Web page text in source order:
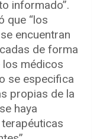
informado”.
que “los
encuentran
de forma
los médicos
se especifica
propias de la
haya